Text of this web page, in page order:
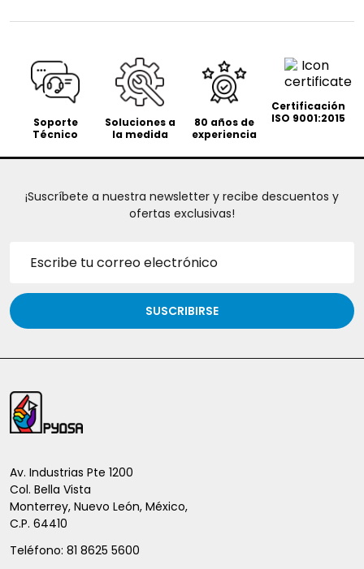
Soporte
Técnico
Soluciones a
la medida
80 años de
experiencia
Certificación
ISO 9001:2015
¡Suscríbete a nuestra newsletter y recibe descuentos y
ofertas exclusivas!
correo
electrónico
SUSCRIBIRSE
Inicio
del
de
página
Av. Industrias Pte 1200
Col. Bella Vista
Monterrey, Nuevo León, México,
C.P. 64410
Teléfono: 81 8625 5600